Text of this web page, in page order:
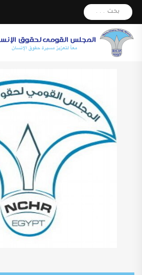
بحث . . .